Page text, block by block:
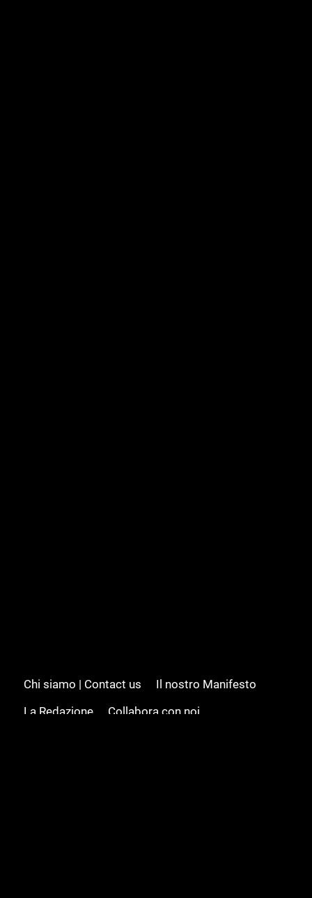
Chi siamo | Contact us
Il nostro Manifesto
La Redazione
Collabora con noi